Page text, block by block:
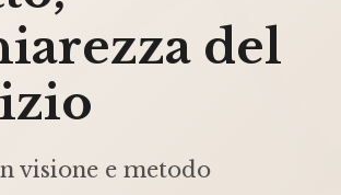
del
visione e metodo